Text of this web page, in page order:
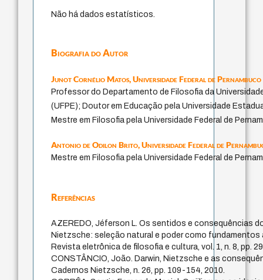
Não há dados estatísticos.
Biografia do Autor
Junot Cornélio Matos,Universidade Federal de Pernambuco
Professor do Departamento de Filosofia da
(UFPE); Doutor em Educação pela Universidade
Mestre em Filosofia pela Universidade Federal de
Antonio de Odilon Brito,Universidade Federal de
Mestre em Filosofia pela Universidade Federal de
Referências
AZEREDO, Jéferson L. Os sentidos e consequências
Nietzsche: seleção natural e poder como fundamentos
Revista eletrônica de filosofia e cultura, vol. 1, n. 8, pp.
CONSTÂNCIO, João. Darwin, Nietzsche e as
Cadernos Nietzsche, n. 26, pp. 109-154, 2010.